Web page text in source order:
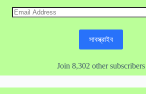
Email
Address
সাবস্ক্রাইব
Join 8,302 other subscribers